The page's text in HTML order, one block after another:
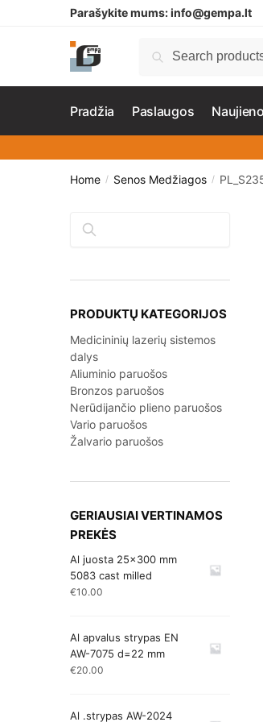
Parašykite mums:info@gempa.lt
Search
Pradžia Paslaugos
Home / Senos Medžiagos /
PRODUKTŲ KATEGORIJOS
Medicininių lazerių sistemos
dalys
Aliuminio paruošos
Bronzos paruošos
Nerūdijančio plieno paruošos
Vario paruošos
Žalvario paruošos
GERIAUSIAI VERTINAMOS
PREKĖS
Al juosta 25x300 mm
5083 cast milled
€10.00
Al apvalus strypas EN
AW-7075 d=22 mm
€20.00
Al .strypas AW-2024